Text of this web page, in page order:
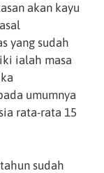
akan kayu
yang sudah
ialah masa
umumnya
rata-rata 15
sudah